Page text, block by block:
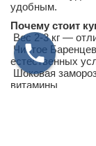
удобным.
Почему стоит
Вес 2-3 кг —
Чистое
естественных
Шоковая
витамины